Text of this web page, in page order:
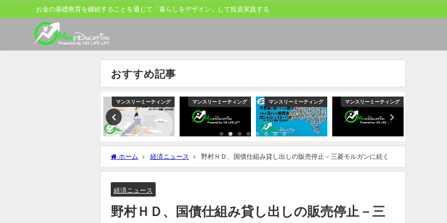
お金の基礎教育を継続することを通じて「暮らしをデザイン」して投資実践する
おすすめ記事
マンスリーミーティング マンスリーミーティング マンスリーミーティング マンスリーミーティング
ホーム 経済ニュース 野村ＨＤ、国債仕組み貸し出しの販売停止－三菱モルガンに続く
経済ニュース
野村ＨＤ、国債仕組み貸し出しの販売停止－三